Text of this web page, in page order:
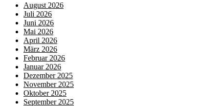
August 2026
Juli 2026
Juni 2026
Mai 2026
April 2026
März 2026
Februar 2026
Januar 2026
Dezember 2025
November 2025
Oktober 2025
September 2025